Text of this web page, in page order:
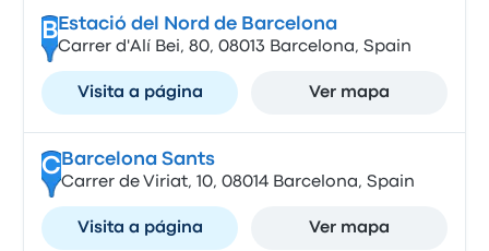
B Estació del Nord de Barcelona
Carrer d'Alí Bei, 80, 08013 Barcelona, Spain
Visita a página Ver mapa
CBarcelona Sants
Carrer de Viriat, 10, 08014 Barcelona, Spain
Visita a página Ver mapa